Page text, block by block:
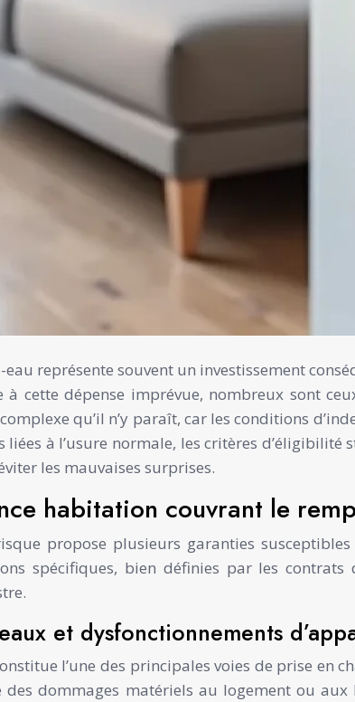
représente souvent un investissement
à cette dépense imprévue, nombreux sont
qu’il n’y paraît, car les conditions
liées à l’usure normale, les critères
les mauvaises surprises.
habitation couvrant le
propose plusieurs garanties
spécifiques, bien définies par les contrats
et dysfonctionnements
l’une des principales voies de prise en
des dommages matériels au logement ou